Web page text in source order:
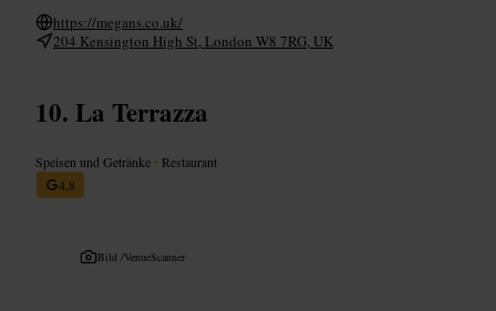
https://megans.co.uk/
204 Kensington High St, London W8 7RG, UK
La Terrazza
Speisen und Getränke • Restaurant
4,8
Bild /VenueScanner